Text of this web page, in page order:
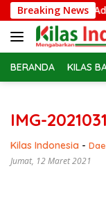
Langsung
ke
konten
Breaking News
Febrie
BERANDA KILAS
IMG-
Kilas Indonesia -
Jumat, 12 Maret 2021